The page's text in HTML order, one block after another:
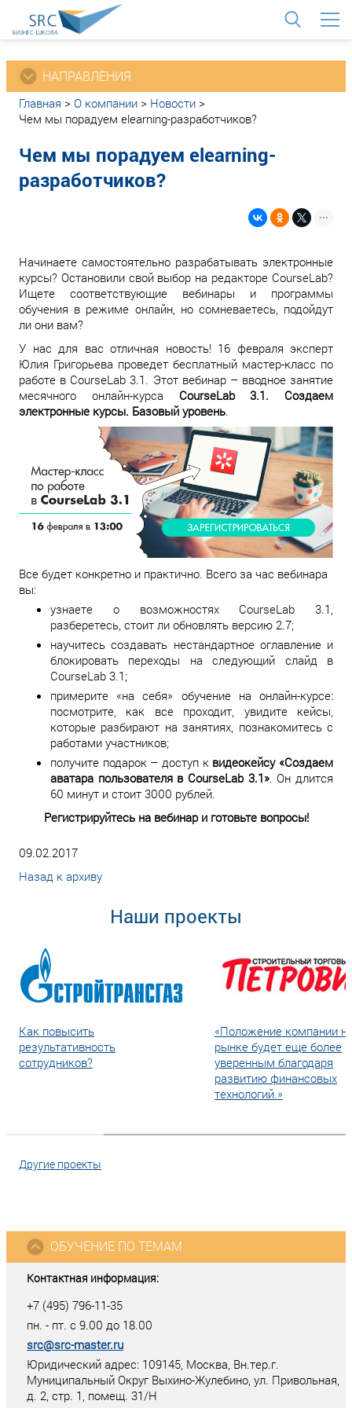
НАПРАВЛЕНИЯ
Главная > О компании > Новости >
Чем мы порадуем elearning-разработчиков?
Чем мы порадуем elearning-
разработчиков?
Начинаете самостоятельно разрабатывать электронные
курсы? Остановили свой выбор на редакторе CourseLab?
Ищете соответствующие вебинары и программы
обучения в режиме онлайн, но сомневаетесь, подойдут
ли они вам?
У нас для вас отличная новость! 16 февраля эксперт
Юлия Григорьева проведет бесплатный мастер-класс по
работе в CourseLab 3.1. Этот вебинар – вводное занятие
месячного онлайн-курса CourseLab 3.1. Создаем
электронные курсы. Базовый уровень.
Все будет конкретно и практично. Всего за час вебинара
вы:
узнаете о возможностях CourseLab 3.1,
разберетесь, стоит ли обновлять версию 2.7;
научитесь создавать нестандартное оглавление и
блокировать переходы на следующий слайд в
CourseLab 3.1;
примерите «на себя» обучение на онлайн-курсе:
посмотрите, как все проходит, увидите кейсы,
которые разбирают на занятиях, познакомитесь с
работами участников;
получите подарок – доступ к видеокейсу «Создаем
аватара пользователя в CourseLab 3.1». Он длится
60 минут и стоит 3000 рублей.
Регистрируйтесь на вебинар и готовьте вопросы!
09.02.2017
Назад к архиву
Наши проекты
Как повысить
результативность
сотрудников?
«Положение компании
рынке будет еще более
уверенным благодаря
развитию финансовых
технологий.»
Другие проекты
Контактная информация:
+7 (495) 796-11-35
пн. - пт. с 9.00 до 18.00
src@src-master.ru
Юридический адрес: 109145, Москва, Вн.тер.г.
Муниципальный Округ Выхино-Жулебино, ул. Привольная,
д. 2, стр. 1, помещ. 31/Н
ОБУЧЕНИЕ ПО ТЕМАМ